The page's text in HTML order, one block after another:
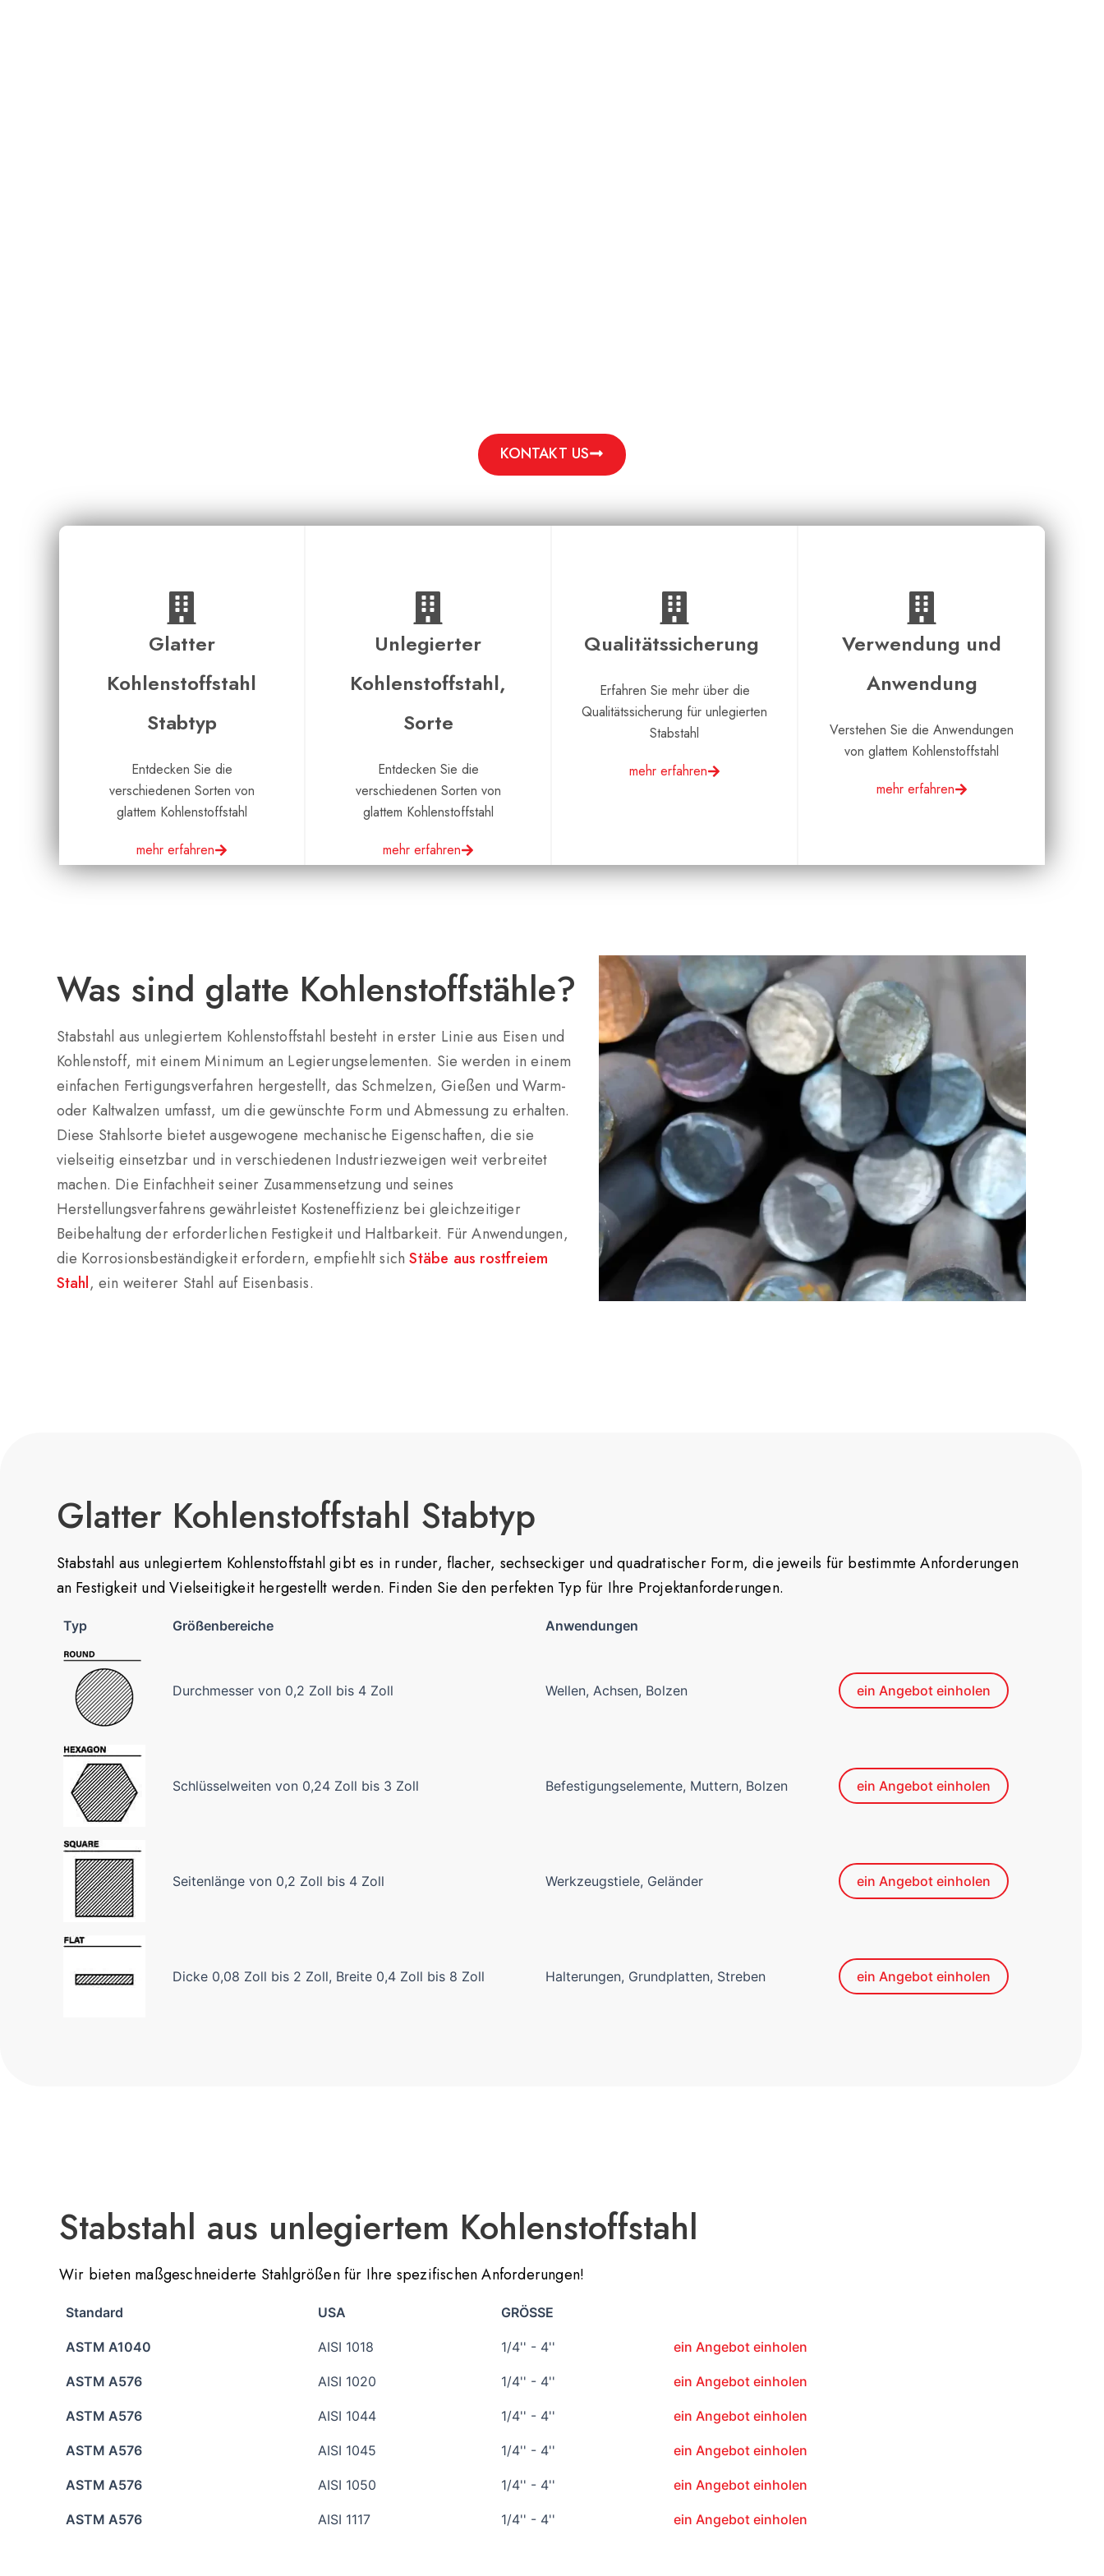
KONTAKT US
Glatter
Kohlenstoffstahl
Stabtyp
Entdecken Sie die
verschiedenen Sorten von
glattem Kohlenstoffstahl
mehr erfahren
Unlegierter
Kohlenstoffstahl,
Sorte
Entdecken Sie die
verschiedenen Sorten von
glattem Kohlenstoffstahl
mehr erfahren
Qualitätssicherung
Erfahren Sie mehr über die
Qualitätssicherung für unlegierten
Stabstahl
mehr erfahren
Verwendung und
Anwendung
Verstehen Sie die Anwendungen
von glattem Kohlenstoffstahl
mehr erfahren
Was sind glatte Kohlenstoffstähle?
Stabstahl aus unlegiertem Kohlenstoffstahl besteht in erster Linie aus Eisen und
Kohlenstoff, mit einem Minimum an Legierungselementen. Sie werden in einem
einfachen Fertigungsverfahren hergestellt, das Schmelzen, Gießen und Warm-
oder Kaltwalzen umfasst, um die gewünschte Form und Abmessung zu erhalten.
Diese Stahlsorte bietet ausgewogene mechanische Eigenschaften, die sie
vielseitig einsetzbar und in verschiedenen Industriezweigen weit verbreitet
machen. Die Einfachheit seiner Zusammensetzung und seines
Herstellungsverfahrens gewährleistet Kosteneffizienz bei gleichzeitiger
Beibehaltung der erforderlichen Festigkeit und Haltbarkeit. Für Anwendungen,
die Korrosionsbeständigkeit erfordern, empfiehlt sichStäbe aus rostfreiem
Stahl, ein weiterer Stahl auf Eisenbasis.
Glatter Kohlenstoffstahl Stabtyp
Stabstahl aus unlegiertem Kohlenstoffstahl gibt es in runder, flacher, sechseckiger und quadratischer Form, die jeweils für bestimmte Anforderungen
an Festigkeit und Vielseitigkeit hergestellt werden. Finden Sie den perfekten Typ für Ihre Projektanforderungen.
Typ Größenbereiche Anwendungen
Durchmesser von 0,2 Zoll bis 4 Zoll Wellen, Achsen, Bolzen ein Angebot einholen
Schlüsselweiten von 0,24 Zoll bis 3 Zoll Befestigungselemente, Muttern, Bolzen ein Angebot einholen
Seitenlänge von 0,2 Zoll bis 4 Zoll Werkzeugstiele, Geländer ein Angebot einholen
Dicke 0,08 Zoll bis 2 Zoll, Breite 0,4 Zoll bis 8 Zoll Halterungen, Grundplatten, Streben ein Angebot einholen
Stabstahl aus unlegiertem Kohlenstoffstahl
Wir bieten maßgeschneiderte Stahlgrößen für Ihre spezifischen Anforderungen!
Standard USA GRÖSSE
ASTM A1040 AISI 1018 1/4'' - 4'' ein Angebot einholen
ASTM A576 AISI 1020 1/4'' - 4'' ein Angebot einholen
ASTM A576 AISI 1044 1/4'' - 4'' ein Angebot einholen
ASTM A576 AISI 1045 1/4'' - 4'' ein Angebot einholen
ASTM A576 AISI 1050 1/4'' - 4'' ein Angebot einholen
ASTM A576 AISI 1117 1/4'' - 4'' ein Angebot einholen